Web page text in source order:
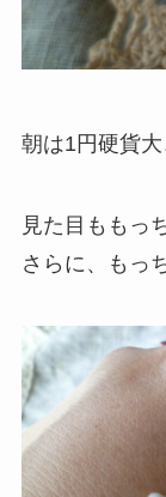
朝は1円硬貨大
見た目ももっ
さらに、もっ